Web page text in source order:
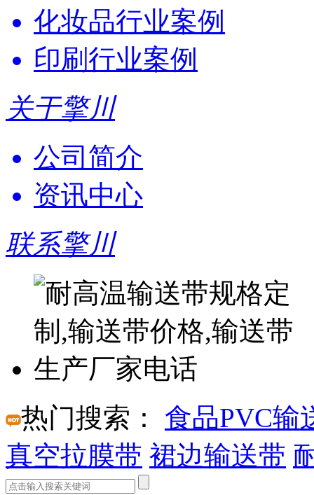
化妆品行业案例
印刷行业案例
关于擎川
公司简介
资讯中心
联系擎川
热门搜索：
食品PVC输
真空拉膜带 裙边输送带